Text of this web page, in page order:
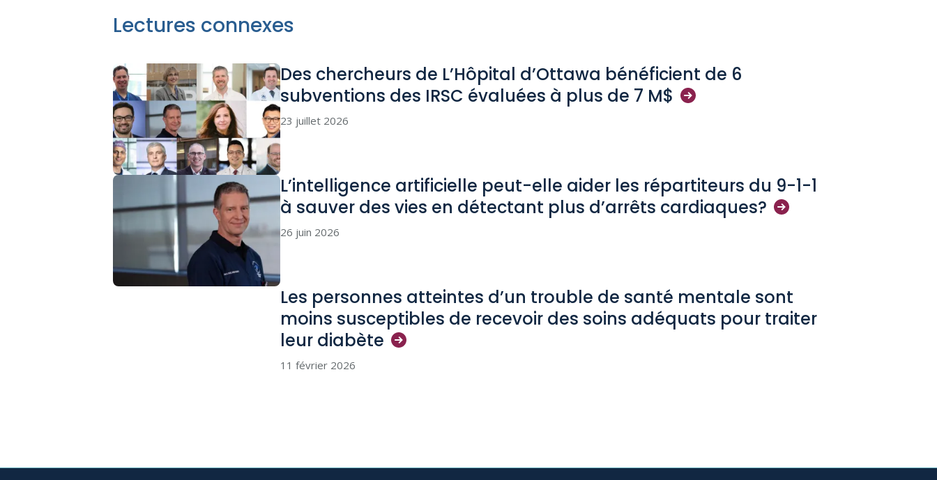
Lectures connexes
Des chercheurs de L’Hôpital d’Ottawa bénéficient de 6
subventions des IRSC évaluées à plus de 7 M$
23 juillet 2026
L’intelligence artificielle peut-elle aider les répartiteurs du 9-1-1
à sauver des vies en détectant plus d’arrêts cardiaques?
26 juin 2026
Les personnes atteintes d’un trouble de santé mentale sont
moins susceptibles de recevoir des soins adéquats pour traiter
leur diabète
11 février 2026